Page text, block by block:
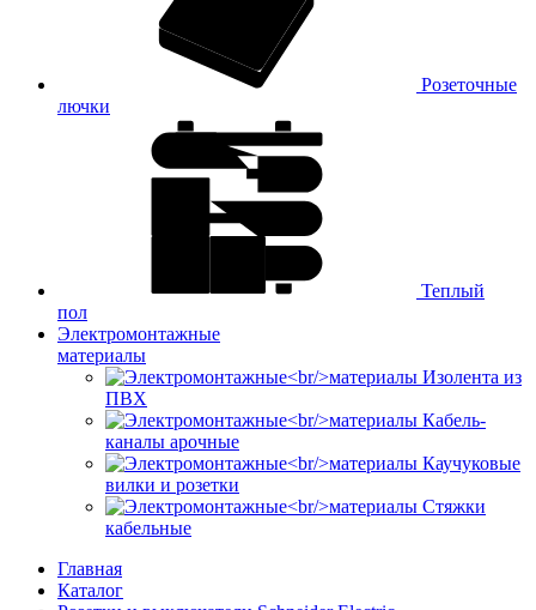
Розеточные
лючки
Теплый
пол
Электромонтажные
материалы
Изолента из
ПВХ
Кабель-
каналы арочные
Каучуковые
вилки и розетки
Стяжки
кабельные
Главная
Каталог